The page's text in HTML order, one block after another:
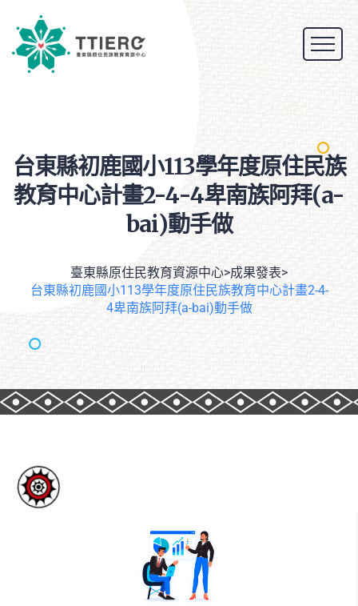
台東縣初鹿國小113學年度原住民族
教育中心計畫2-4-4卑南族阿拜(a-
bai)動手做
臺東縣原住民教育資源中心>成果發表>
台東縣初鹿國小113學年度原住民族教育中心計畫2-4-
4卑南族阿拜(a-bai)動手做